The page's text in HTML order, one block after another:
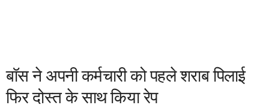
बॉस ने अपनी कर्मचारी को पहले शराब पिलाई
फिर दोस्त के साथ किया रेप